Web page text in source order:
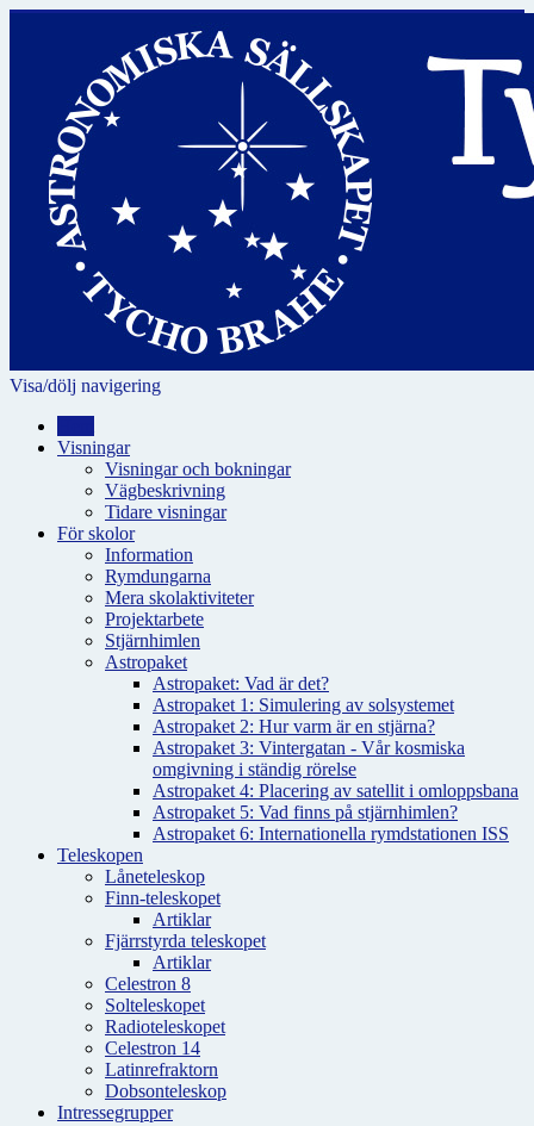
Visa/dölj navigering
Visningar
Visningar och bokningar
Vägbeskrivning
Tidare visningar
För skolor
Information
Rymdungarna
Mera skolaktiviteter
Projektarbete
Stjärnhimlen
Astropaket
Astropaket: Vad är det?
Astropaket 1: Simulering av solsystemet
Astropaket 2: Hur varm är en stjärna?
Astropaket 3: Vintergatan - Vår kosmiska
omgivning i ständig rörelse
Astropaket 4: Placering av satellit i omloppsbana
Astropaket 5: Vad finns på stjärnhimlen?
Astropaket 6: Internationella rymdstationen ISS
Teleskopen
Låneteleskop
Finn-teleskopet
Artiklar
Fjärrstyrda teleskopet
Artiklar
Celestron 8
Solteleskopet
Radioteleskopet
Celestron 14
Latinrefraktorn
Dobsonteleskop
Intressegrupper